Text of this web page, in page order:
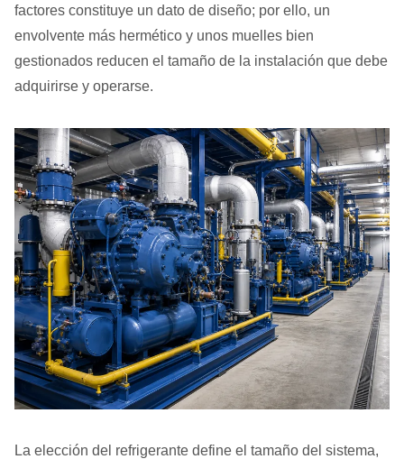
factores constituye un dato de diseño; por ello, un
envolvente más hermético y unos muelles bien
gestionados reducen el tamaño de la instalación que debe
adquirirse y operarse.
La elección del refrigerante define el tamaño del sistema,